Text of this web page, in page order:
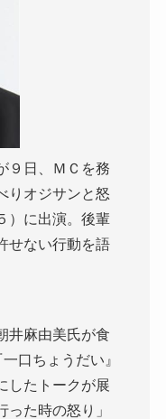
９日、ＭＣを務
りオジサンと怒
）に出演。後輩
せない行動を語
井麻由美氏が食
口ちょうだい』
したトークが展
った時の怒り」